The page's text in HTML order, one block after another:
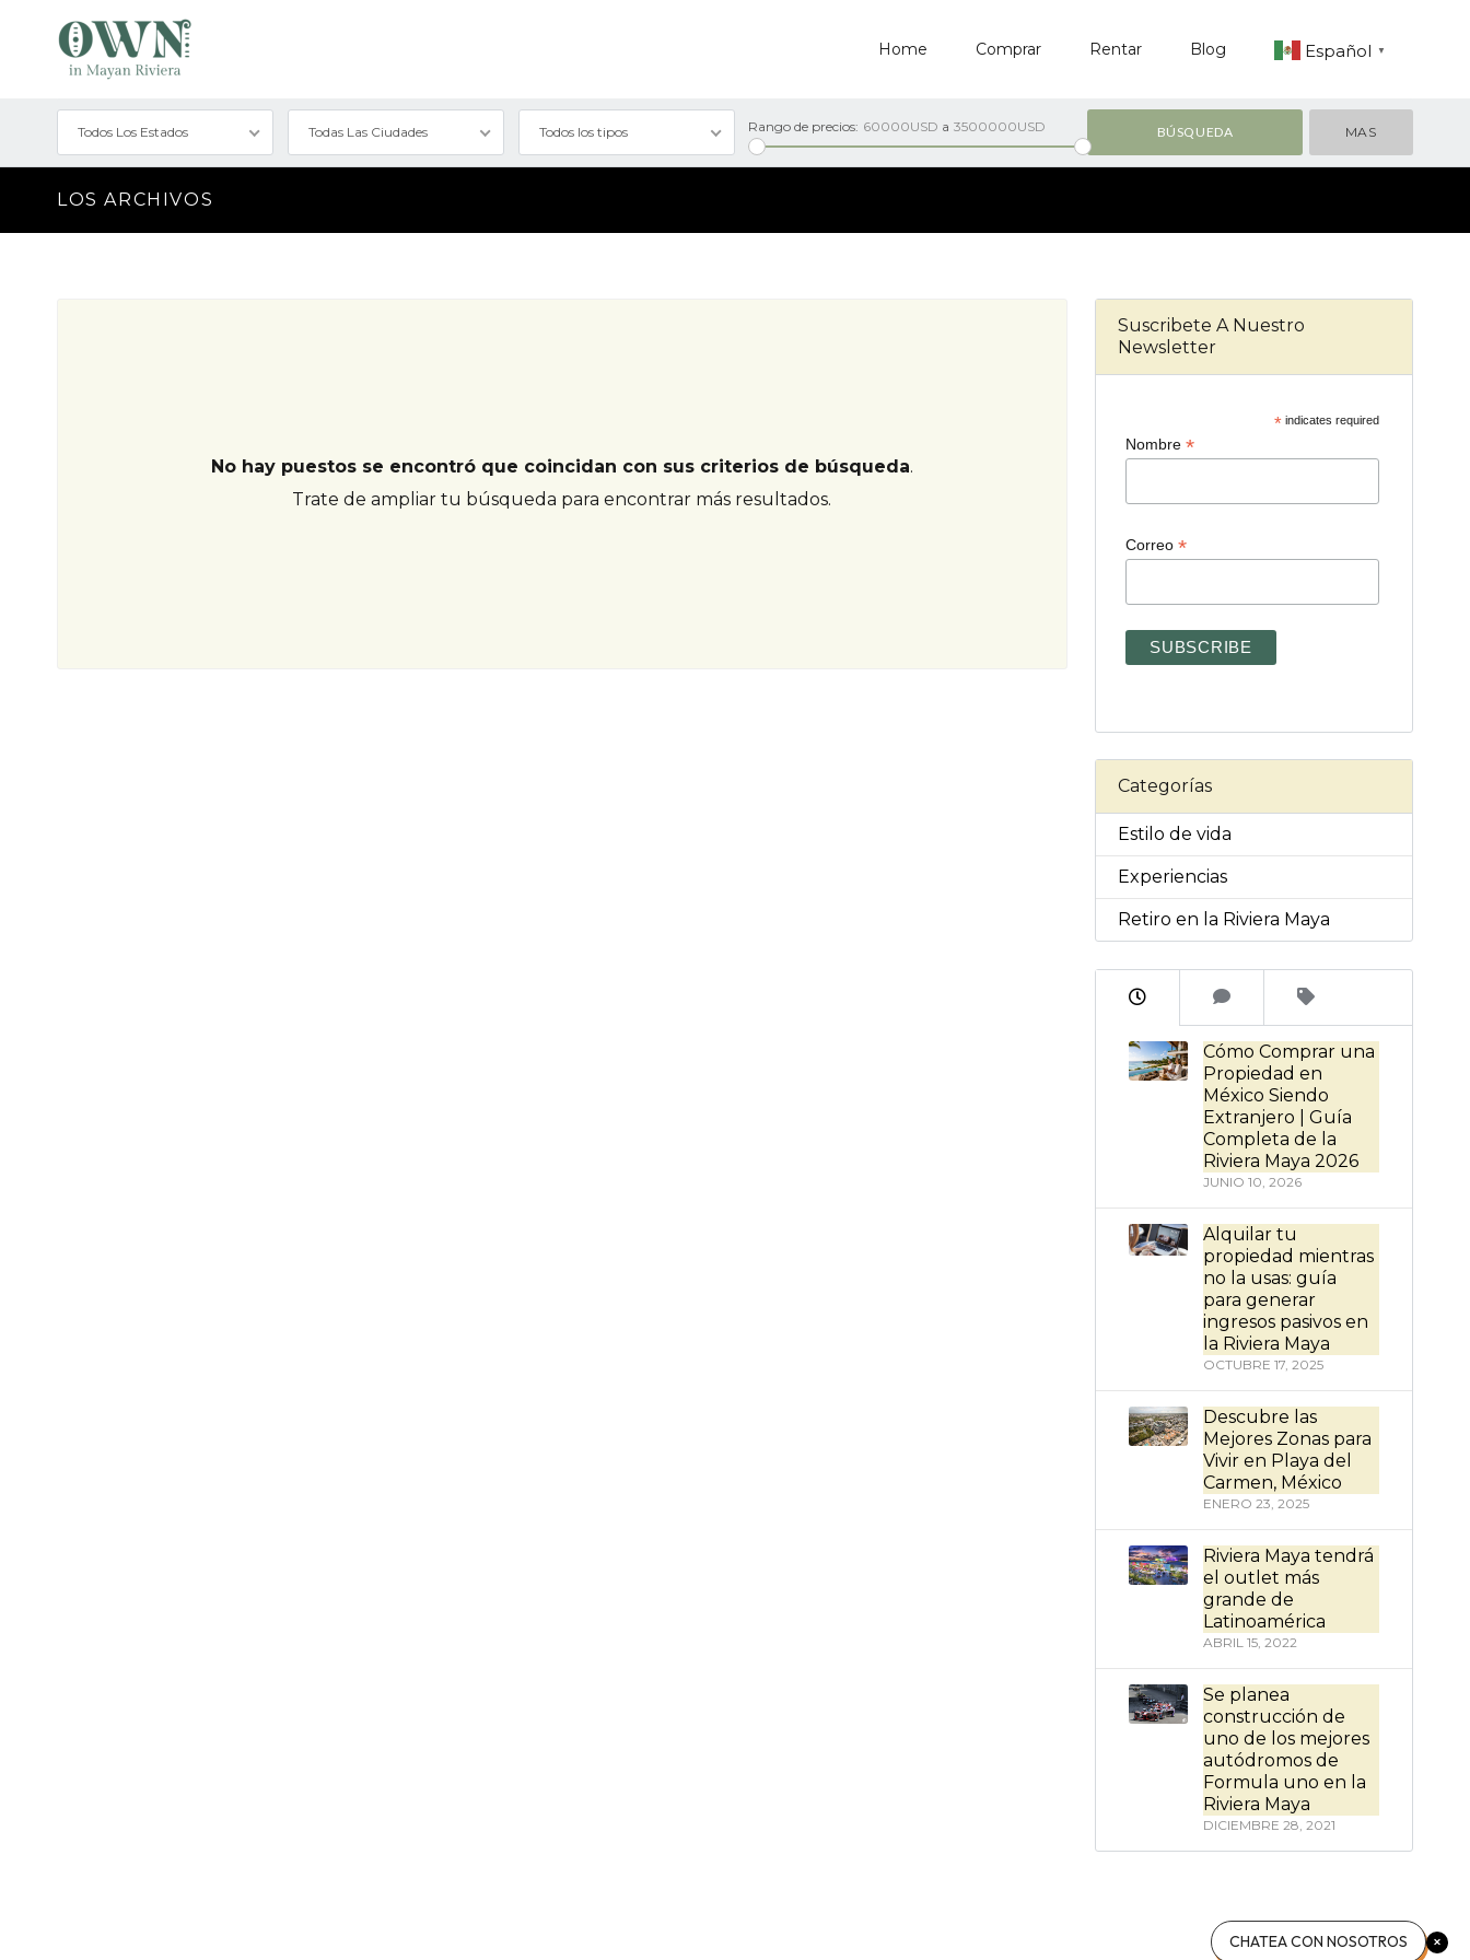
Home Comprar Rentar Blog Español ▼
Todos Los Estados Todas Las Ciudades Todos los tipos Rango de precios: 60000USD a 3500000USD MAS
LOS ARCHIVOS
No hay puestos se encontró que coincidan con sus criterios de búsqueda.
Trate de ampliar tu búsqueda para encontrar más resultados.
Suscribete A Nuestro
Newsletter
* indicates required
Nombre*
Correo*
Categorías
Estilo de vida
Experiencias
Retiro en la Riviera Maya
Cómo Comprar una
Propiedad en
México Siendo
Extranjero | Guía
Completa de la
Riviera Maya 2026
JUNIO 10, 2026
Alquilar tu
propiedad mientras
no la usas: guía
para generar
ingresos pasivos en
la Riviera Maya
OCTUBRE 17, 2025
Descubre las
Mejores Zonas para
Vivir en Playa del
Carmen, México
ENERO 23, 2025
Riviera Maya tendrá
el outlet más
grande de
Latinoamérica
ABRIL 15, 2022
Se planea
construcción de
uno de los mejores
autódromos de
Formula uno en la
Riviera Maya
DICIEMBRE 28, 2021
CHATEA CON NOSOTROS